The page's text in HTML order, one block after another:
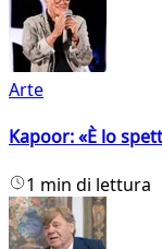
Arte
Kapoor: «È lo
1 min di lettura